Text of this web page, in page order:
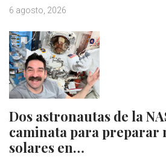
6 agosto, 2026
Dos astronautas de la
caminata para preparar
solares en…